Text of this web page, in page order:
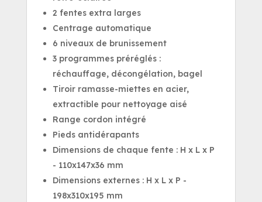
2 fentes extra larges
Centrage automatique
6 niveaux de brunissement
3 programmes préréglés :
réchauffage, décongélation, bagel
Tiroir ramasse-miettes en acier,
extractible pour nettoyage aisé
Range cordon intégré
Pieds antidérapants
Dimensions de chaque fente : H x L x P
- 110x147x36 mm
Dimensions externes : H x L x P -
198x310x195 mm